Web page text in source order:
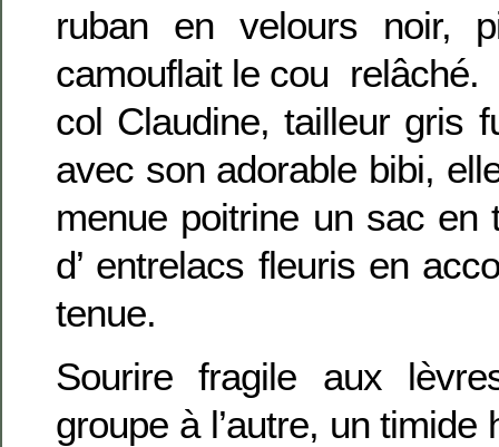
ruban en velours noir,
camouflait le cou relâché.
col Claudine, tailleur gris
avec son adorable bibi,
menue poitrine un sac en
d’ entrelacs fleuris en
tenue.
Sourire fragile aux
groupe à l’autre, un timide